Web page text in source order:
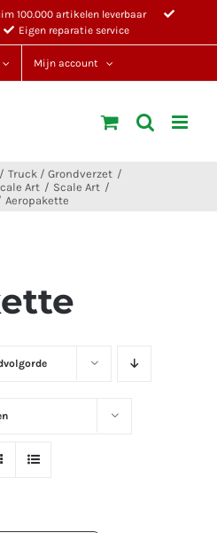
100.000 artikelen leverbaar
Eigen reparatie service
Mijn account
Truck / Grondverzet
Art
Scale Art
Aeropakette